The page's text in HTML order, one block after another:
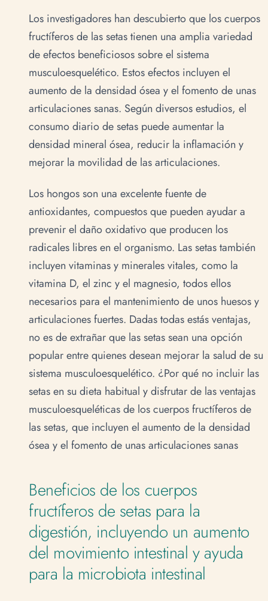
Los investigadores han descubierto que los cuerpos
fructíferos de las setas tienen una amplia variedad
de efectos beneficiosos sobre el sistema
musculoesquelético. Estos efectos incluyen el
aumento de la densidad ósea y el fomento de unas
articulaciones sanas. Según diversos estudios, el
consumo diario de setas puede aumentar la
densidad mineral ósea, reducir la inflamación y
mejorar la movilidad de las articulaciones.
Los hongos son una excelente fuente de
antioxidantes, compuestos que pueden ayudar a
prevenir el daño oxidativo que producen los
radicales libres en el organismo. Las setas también
incluyen vitaminas y minerales vitales, como la
vitamina D, el zinc y el magnesio, todos ellos
necesarios para el mantenimiento de unos huesos y
articulaciones fuertes. Dadas todas estás ventajas,
no es de extrañar que las setas sean una opción
popular entre quienes desean mejorar la salud de su
sistema musculoesquelético. ¿Por qué no incluir las
setas en su dieta habitual y disfrutar de las ventajas
musculoesqueléticas de los cuerpos fructíferos de
las setas, que incluyen el aumento de la densidad
ósea y el fomento de unas articulaciones sanas
Beneficios de los cuerpos
fructíferos de setas para la
digestión, incluyendo un aumento
del movimiento intestinal y ayuda
para la microbiota intestinal